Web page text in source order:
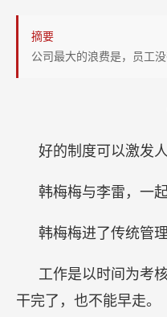
吗？
摘要
公司最大的浪费是，员工
好的制度可以激发
韩梅梅与李雷，一
韩梅梅进了传统管
工作是以时间为考
干完了，也不能早走。